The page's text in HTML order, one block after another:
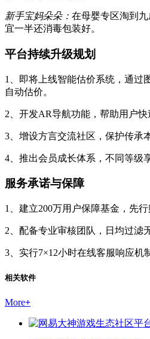
新手宝妈朵朵： 在母婴专区淘到
宜一半还消毒包装好。
平台持续升级规划
1、即将上线智能估价系统，通过
自动估价。
2、开发AR导航功能，帮助用户快
3、增设方言交流社区，保护传承
4、推出会员成长体系，不同等级
服务承诺与保障
1、建立200万用户保障基金，先
2、配备专业审核团队，日均过滤
3、实行7×12小时在线客服响应机
相关软件
More+